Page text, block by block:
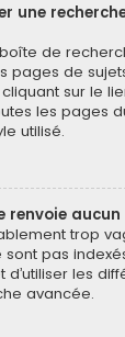
une
de
pages de
sur le
les pages
utilisé.
renvoie
trop
pas
d’utiliser les
avancée.